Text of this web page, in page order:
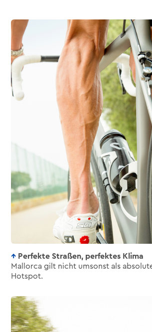
Perfekte Straßen, perfektes Klima
Mallorca gilt nicht umsonst als
Hotspot.